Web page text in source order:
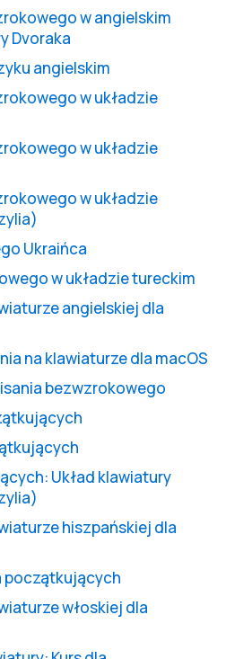
w angielskim
Dvoraka
angielskim
w układzie
w układzie
w układzie
Ukraińca
w układzie tureckim
angielskiej dla
na klawiaturze dla macOS
bezwzrokowego
Układ klawiatury
hiszpańskiej dla
początkujących
włoskiej dla